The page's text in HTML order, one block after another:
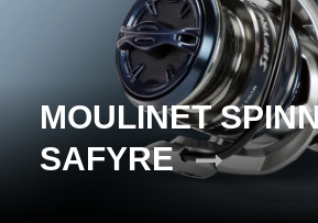
MOULINET
SAFYRE